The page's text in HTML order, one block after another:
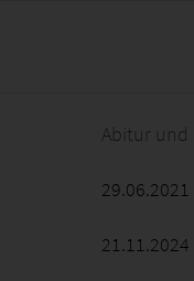
Abitur und
21.11.2024